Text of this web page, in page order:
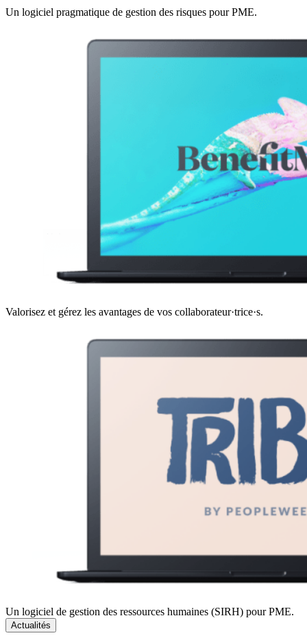
Un logiciel pragmatique de gestion des risques pour PME.
Valorisez et gérez les avantages de vos collaborateur·trice·s.
Un logiciel de gestion des ressources humaines (SIRH) pour PME.
Actualités